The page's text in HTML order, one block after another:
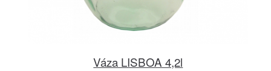
Váza LISBOA 4,2l